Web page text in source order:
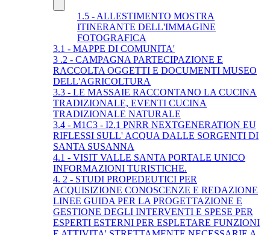
1.5 - ALLESTIMENTO MOSTRA
ITINERANTE DELL'IMMAGINE
FOTOGRAFICA
3.1 - MAPPE DI COMUNITA'
3 .2 - CAMPAGNA PARTECIPAZIONE E
RACCOLTA OGGETTI E DOCUMENTI MUSEO
DELL'AGRICOLTURA
3.3 - LE MASSAIE RACCONTANO LA CUCINA
TRADIZIONALE, EVENTI CUCINA
TRADIZIONALE NATURALE
3.4 - M1C3 - I2.1 PNRR NEXTGENERATION EU
RIFLESSI SULL' ACQUA DALLE SORGENTI DI
SANTA SUSANNA
4.1 - VISIT VALLE SANTA PORTALE UNICO
INFORMAZIONI TURISTICHE.
4. 2 - STUDI PROPEDEUTICI PER
ACQUISIZIONE CONOSCENZE E REDAZIONE
LINEE GUIDA PER LA PROGETTAZIONE E
GESTIONE DEGLI INTERVENTI E SPESE PER
ESPERTI ESTERNI PER ESPLETARE FUNZIONI